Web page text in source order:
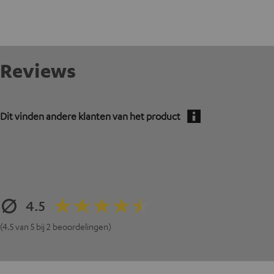
Reviews
Dit vinden andere klanten van het product
4.5
(4.5 van 5 bij 2 beoordelingen)